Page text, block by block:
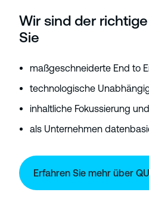
Wir sind der
Sie
maßgeschneiderte End to
technologische
inhaltliche Fokussierung und
als Unternehmen
Erfahren Sie mehr über